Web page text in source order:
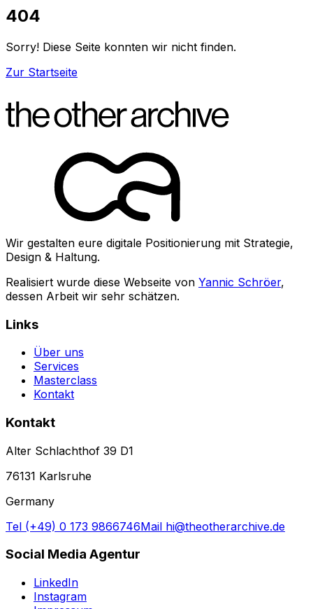
404
Sorry! Diese Seite konnten wir nicht finden.
Zur Startseite
Wir gestalten eure digitale Positionierung mit Strategie,
Design & Haltung.
Realisiert wurde diese Webseite von Yannic Schröer,
dessen Arbeit wir sehr schätzen.
Links
Über uns
Services
Masterclass
Kontakt
Kontakt
Alter Schlachthof 39 D1
76131 Karlsruhe
Germany
Tel (+49) 0 173 9866746Mail hi@theotherarchive.de
Social Media Agentur
LinkedIn
Instagram